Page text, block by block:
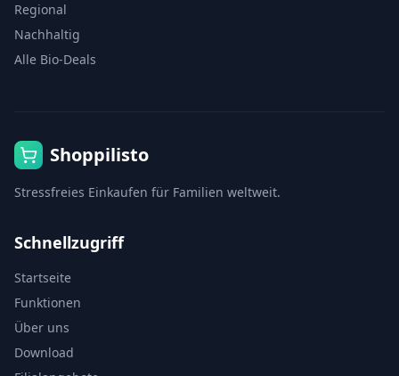
Regional
Nachhaltig
Alle Bio-Deals
Shoppilisto
Stressfreies Einkaufen für Familien weltweit.
Schnellzugriff
Startseite
Funktionen
Über uns
Download